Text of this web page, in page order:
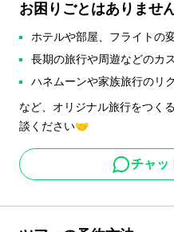
お困りごとはありませ
ホテルや部屋、フライトの
長期の旅行や周遊などのカ
ハネムーンや家族旅行のリ
など、オリジナル旅行をつく
談ください🤝
チャッ